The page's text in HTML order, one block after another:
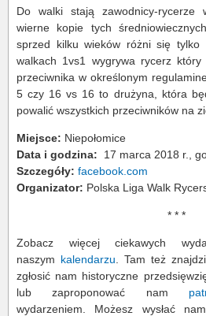
Do walki stają zawodnicy-rycerze
wierne kopie tych
sprzed kilku wieków różni się
walkach 1vs1 wygrywa rycerz
przeciwnika w określonym
5 czy 16 vs 16 to drużyna, która
powalić wszystkich przeciwników na
Miejsce: Niepołomice
Data i godzina: 17 marca 2018 r.,
Szczegóły: facebook.com
Organizator: Polska Liga Walk
* * *
Zobacz więcej ciekawych
naszym kalendarzu . Tam też
zgłosić nam historyczne
lub zaproponować nam
wydarzeniem. Możesz wysłać